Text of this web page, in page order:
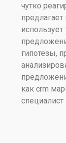
чутко
гипотезы,
как crm
специалист